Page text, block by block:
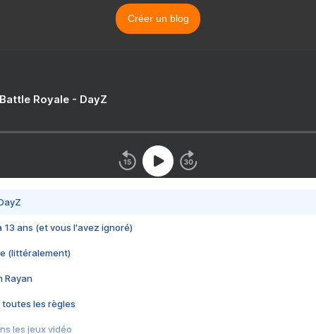
Créer un blog
Royale - DayZ
13 ans (et vous l'avez ignoré)
(littéralement)
Rayan
toutes les règles
les jeux vidéo